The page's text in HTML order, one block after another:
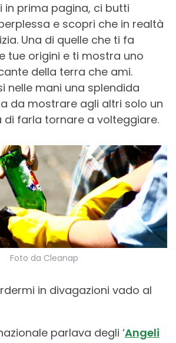
in prima pagina, ci butti
e scopri che in realtà
Una di quelle che ti fa
tue origini e ti mostra uno
della terra che ami.
nelle mani una splendida
da mostrare agli altri solo un
di farla tornare a volteggiare.
Foto da Cleanap
in divagazioni vado al
parlava degli ‘Angeli